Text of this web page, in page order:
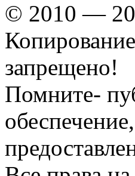
© 2010 —
запрещено!
Помните-